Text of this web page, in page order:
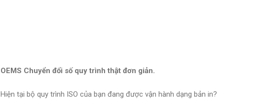
OEMS Chuyển đổi số quy trình thật đơn giản.
Hiện tại bộ quy trình ISO của bạn đang được vận hành dạng bản in?